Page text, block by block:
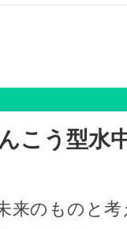
こう型水
来のものと